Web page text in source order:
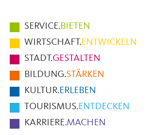
Hauptmenüpunkte
im
Fußbereich
der
Seite
SERVICE.BIETEN
WIRTSCHAFT.ENTWICKELN
STADT.GESTALTEN
BILDUNG.STÄRKEN
KULTUR.ERLEBEN
TOURISMUS.ENTDECKEN
KARRIERE.MACHEN